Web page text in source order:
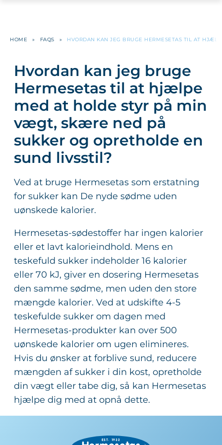
HOME » FAQS » HVORDAN KAN JEG BRUGE HERMESETAS TIL AT
Hvordan kan jeg bruge
Hermesetas til at hjælpe
med at holde styr på min
vægt, skære ned på
sukker og opretholde en
sund livsstil?
Ved at bruge Hermesetas som erstatning
for sukker kan De nyde sødme uden
uønskede kalorier.
Hermesetas-sødestoffer har ingen kalorier
eller et lavt kalorieindhold. Mens en
teskefuld sukker indeholder 16 kalorier
eller 70 kJ, giver en dosering Hermesetas
den samme sødme, men uden den store
mængde kalorier. Ved at udskifte 4-5
teskefulde sukker om dagen med
Hermesetas-produkter kan over 500
uønskede kalorier om ugen elimineres.
Hvis du ønsker at forblive sund, reducere
mængden af sukker i din kost, opretholde
din vægt eller tabe dig, så kan Hermesetas
hjælpe dig med at opnå dette.